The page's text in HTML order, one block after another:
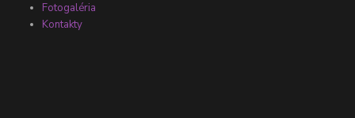
Fotogaléria
Kontakty